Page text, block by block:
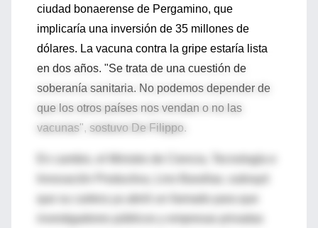
ciudad bonaerense de Pergamino, que
implicaría una inversión de 35 millones de
dólares. La vacuna contra la gripe estaría lista
en dos años. "Se trata de una cuestión de
soberanía sanitaria. No podemos depender de
que los otros países nos vendan o no las
vacunas", sostuvo De Filippo.
En cambio, el Ministro de Ciencia, Tecnología e
investigadores públicos y empresas privadas